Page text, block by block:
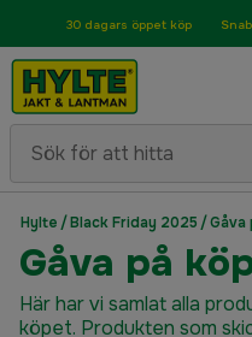
30 dagars öppet köp
Hylte /Black Friday 2025 /Gåva
Gåva på
Här har vi samlat alla
köpet. Produkten som